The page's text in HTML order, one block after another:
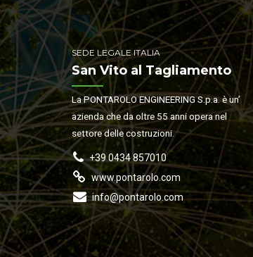
SEDE LEGALE ITALIA
San Vito al Tagliamento
La PONTAROLO ENGINEERING S.p.a. è un’
azienda che da oltre 55 anni opera nel
settore delle costruzioni.
+39 0434 857010
www.pontarolo.com
info@pontarolo.com